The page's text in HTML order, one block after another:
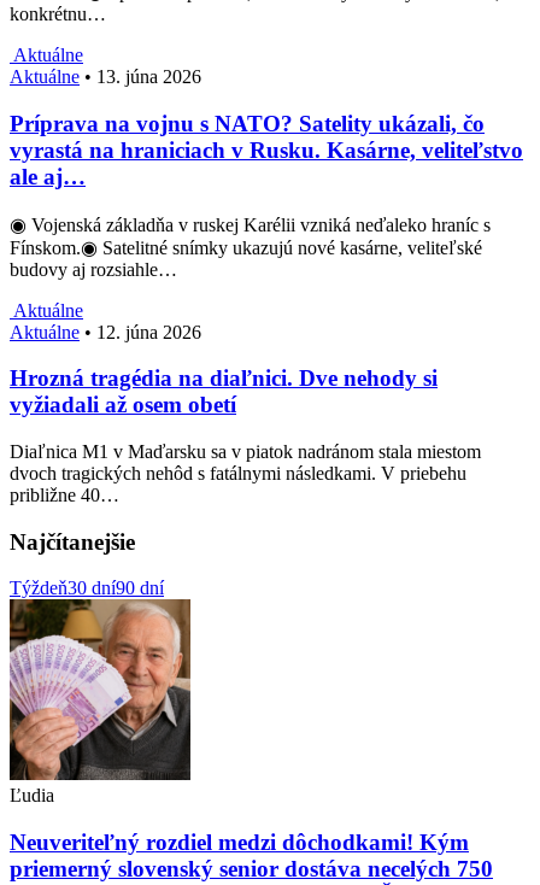
konkrétnu…
Aktuálne
Aktuálne • 13. júna 2026
Príprava na vojnu s NATO? Satelity ukázali, čo
vyrastá na hraniciach v Rusku. Kasárne, veliteľstvo
ale aj…
◉ Vojenská základňa v ruskej Karélii vzniká neďaleko hraníc s
Fínskom.◉ Satelitné snímky ukazujú nové kasárne, veliteľské
budovy aj rozsiahle…
Aktuálne
Aktuálne • 12. júna 2026
Hrozná tragédia na diaľnici. Dve nehody si
vyžiadali až osem obetí
Diaľnica M1 v Maďarsku sa v piatok nadránom stala miestom
dvoch tragických nehôd s fatálnymi následkami. V priebehu
približne 40…
Najčítanejšie
Týždeň30 dní90 dní
Ľudia
Neuveriteľný rozdiel medzi dôchodkami! Kým
priemerný slovenský senior dostáva necelých 750